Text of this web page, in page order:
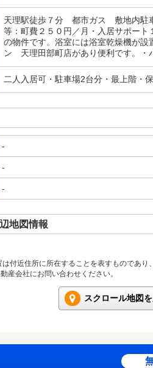
天理駅徒歩７分 都市ガス 敷地内駐
等：町費２５０円／月・入居サポー
の物件です。浴室には浴室乾燥機が
ン 天理田部町店があり便利です。・
二人入居可・駐車場2台分・最上階・
-
-
-
地図情報
付近住所に所在することを表すものであり
産会社にお問い合わせください。
スクロール地図